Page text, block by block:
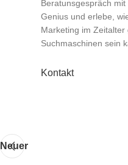
Beratunsgespräch mit
Genius und erlebe,
Marketing im Zeitalter
Suchmaschinen sein
Kontakt
Neuer